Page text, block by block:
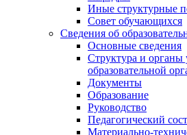
Иные структурные
Совет обучающихся
Сведения об
Основные сведения
Структура и органы
образовательной
Документы
Образование
Руководство
Педагогический
Материально-